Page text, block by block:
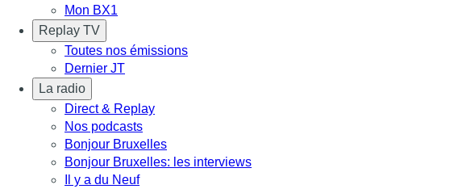
Mon BX1
Replay TV
Toutes nos émissions
Dernier JT
La radio
Direct & Replay
Nos podcasts
Bonjour Bruxelles
Bonjour Bruxelles: les interviews
Il y a du Neuf